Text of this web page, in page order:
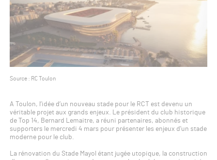
Source : RC Toulon
A Toulon, l’idée d’un nouveau stade pour le RCT est devenu un
véritable projet aux grands enjeux. Le président du club historique
de Top 14, Bernard Lemaitre, a réuni partenaires, abonnés et
supporters le mercredi 4 mars pour présenter les enjeux d’un stade
moderne pour le club.
La rénovation du Stade Mayol étant jugée utopique, la construction